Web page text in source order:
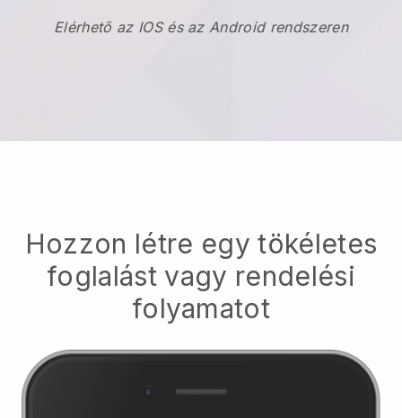
Elérhető az IOS és az Android rendszeren
Hozzon létre egy tökéletes
foglalást vagy rendelési
folyamatot